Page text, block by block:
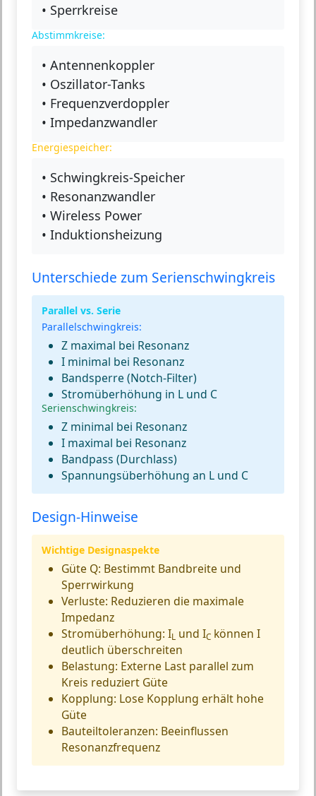
• Sperrkreise
Abstimmkreise:
• Antennenkoppler
• Oszillator-Tanks
• Frequenzverdoppler
• Impedanzwandler
Energiespeicher:
• Schwingkreis-Speicher
• Resonanzwandler
• Wireless Power
• Induktionsheizung
Unterschiede zum Serienschwingkreis
Parallel vs. Serie
Parallelschwingkreis:
Z maximal bei Resonanz
I minimal bei Resonanz
Bandsperre (Notch-Filter)
Stromüberhöhung in L und C
Serienschwingkreis:
Z minimal bei Resonanz
I maximal bei Resonanz
Bandpass (Durchlass)
Spannungsüberhöhung an L und C
Design-Hinweise
Wichtige Designaspekte
Güte Q: Bestimmt Bandbreite und
Sperrwirkung
Verluste: Reduzieren die maximale
Impedanz
Stromüberhöhung: IL und IC können I
deutlich überschreiten
Belastung: Externe Last parallel zum
Kreis reduziert Güte
Kopplung: Lose Kopplung erhält hohe
Güte
Bauteiltoleranzen: Beeinflussen
Resonanzfrequenz